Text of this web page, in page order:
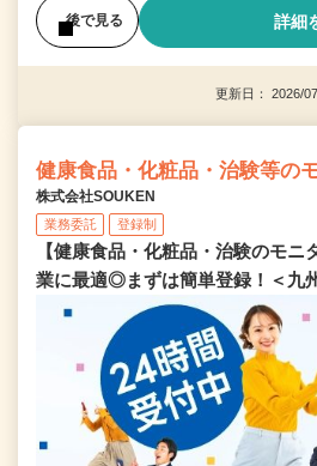
後で見る 詳細
更新日： 2026/
健康食品・化粧品・治験等の
株式会社SOUKEN
業務委託 登録制
【健康食品・化粧品・治験のモニ
業に最適◎まずは簡単登録！＜九